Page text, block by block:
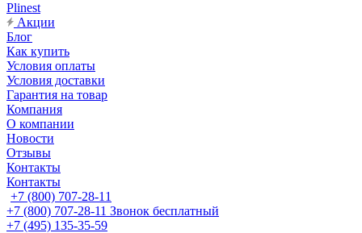
Plinest
Акции
Блог
Как купить
Условия оплаты
Условия доставки
Гарантия на товар
Компания
О компании
Новости
Отзывы
Контакты
Контакты
+7 (800) 707-28-11
+7 (800) 707-28-11 Звонок бесплатный
+7 (495) 135-35-59